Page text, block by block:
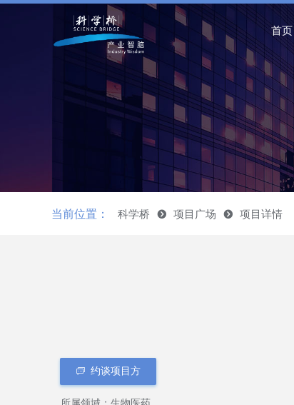
首页
ꀃ 约谈项目方
当前位置： 科学桥 뀹 项目广场 뀹 项目详情